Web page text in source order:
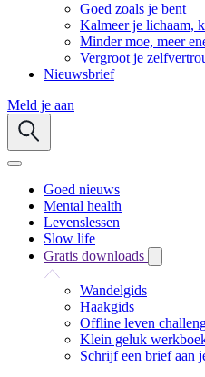
Goed zoals je bent
Kalmeer je lichaam,
Minder moe, meer
Vergroot je
Nieuwsbrief
Meld je aan
Goed nieuws
Mental health
Levenslessen
Slow life
Gratis downloads
Wandelgids
Haakgids
Offline leven
Klein geluk
Schrijf een brief aan